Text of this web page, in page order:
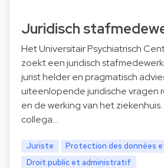
Juridisch
Het Universitair Psychiatrisch
zoekt een juridisch
jurist helder en pragmatisch
uiteenlopende juridische vragen
en de werking van het
collega…
Juriste
Protection des données
Droit public et administratif